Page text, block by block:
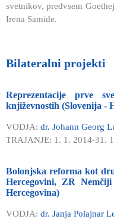
svetnikov, predvsem
Irena Samide.
Bilateralni projekti
Reprezentacije prve
književnostih (Slovenija -
VODJA: dr. Johann Georg
TRAJANJE: 1. 1. 2014-31.
Bolonjska reforma kot
Hercegovini, ZR
Hercegovina)
VODJA: dr. Janja Polajnar